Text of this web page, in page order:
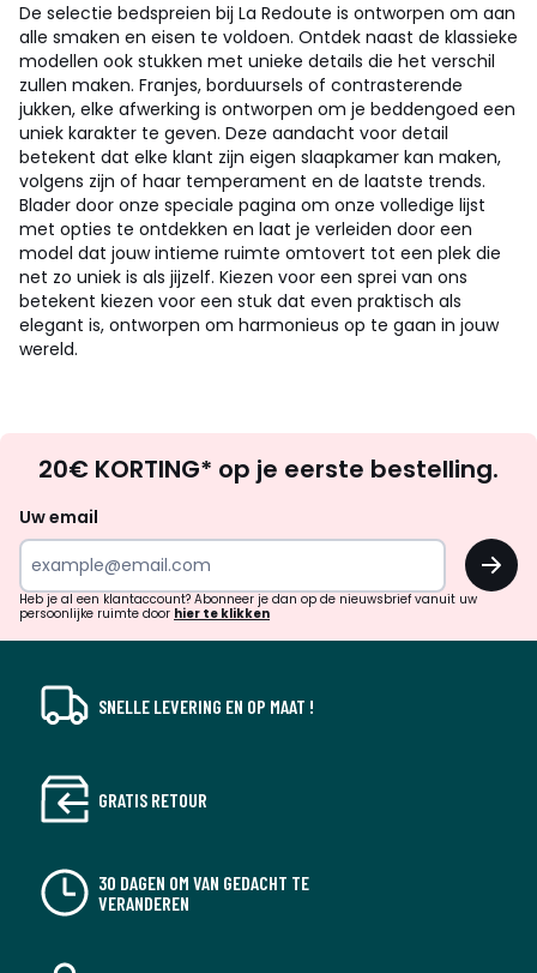
De selectie bedspreien bij La Redoute is ontworpen om aan
alle smaken en eisen te voldoen. Ontdek naast de klassieke
modellen ook stukken met unieke details die het verschil
zullen maken. Franjes, borduursels of contrasterende
jukken, elke afwerking is ontworpen om je beddengoed een
uniek karakter te geven. Deze aandacht voor detail
betekent dat elke klant zijn eigen slaapkamer kan maken,
volgens zijn of haar temperament en de laatste trends.
Blader door onze speciale pagina om onze volledige lijst
met opties te ontdekken en laat je verleiden door een
model dat jouw intieme ruimte omtovert tot een plek die
net zo uniek is als jijzelf. Kiezen voor een sprei van ons
betekent kiezen voor een stuk dat even praktisch als
elegant is, ontworpen om harmonieus op te gaan in jouw
wereld.
zoek
inspiratie
verrassingen?
20€ KORTING* op je eerste bestelling.
Uw email
OK
Heb je al een klantaccount? Abonneer je dan op de nieuwsbrief vanuit uw
persoonlijke ruimte door hier te klikken
SNELLE LEVERING EN OP MAAT !
GRATIS RETOUR
30 DAGEN OM VAN GEDACHT TE
VERANDEREN